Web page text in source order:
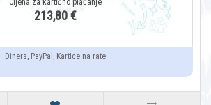
213,80 €
Diners, PayPal, Kartice na rate